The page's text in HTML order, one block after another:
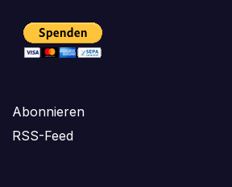
Abonnieren
RSS-Feed